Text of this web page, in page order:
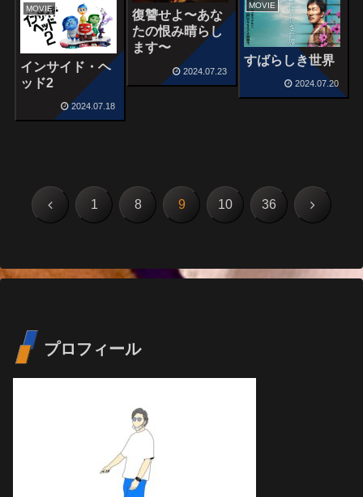
復讐せよ〜あな
たの恨み晴らし
ます〜
2024.07.23
MOVIE
すばらしき世界
2024.07.20
MOVIE
インサイド・ヘ
ッド2
2024.07.18
前 1 8 9 10 36 次
プロフィール